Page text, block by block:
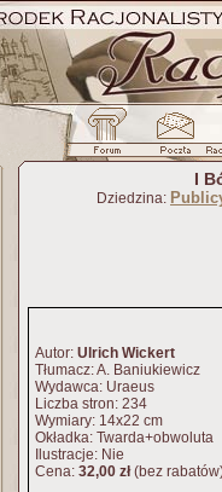
I
Dziedzina:
Autor: Ulrich Wickert
Tłumacz: A. Baniukiewicz
Wydawca: Uraeus
Liczba stron: 234
Wymiary: 14x22 cm
Okładka: Twarda+obwoluta
Ilustracje: Nie
Cena: 32,00 zł(bez